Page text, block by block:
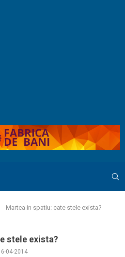
Martea in spatiu: cate stele exista?
stele exista?
04-2014